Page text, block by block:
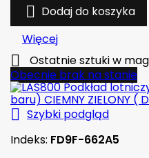
 Dodaj do koszyka
Więcej

Ostatnie sztuki w
Obecnie brak na stanie
 Szybki podgląd
Indeks: FD9F-662A5